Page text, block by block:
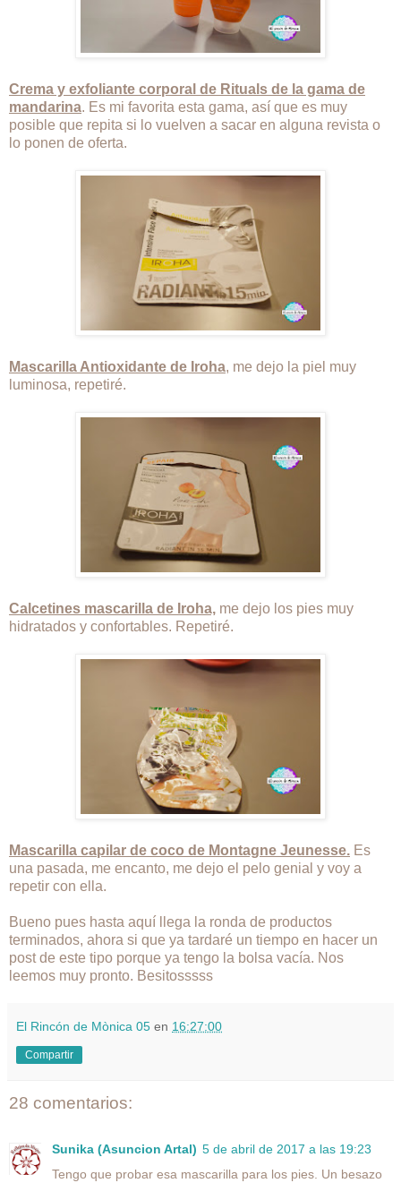
Crema y exfoliante corporal de Rituals de la gama de
mandarina. Es mi favorita esta gama, así que es muy
posible que repita si lo vuelven a sacar en alguna revista o
lo ponen de oferta.
Mascarilla Antioxidante de Iroha, me dejo la piel muy
luminosa, repetiré.
Calcetines mascarilla de Iroha, me dejo los pies muy
hidratados y confortables. Repetiré.
Mascarilla capilar de coco de Montagne Jeunesse. Es
una pasada, me encanto, me dejo el pelo genial y voy a
repetir con ella.
Bueno pues hasta aquí llega la ronda de productos
terminados, ahora si que ya tardaré un tiempo en hacer un
post de este tipo porque ya tengo la bolsa vacía. Nos
leemos muy pronto. Besitosssss
El Rincón de Mònica 05 en 16:27:00
Compartir
28 comentarios:
Sunika (Asuncion Artal) 5 de abril de 2017 a las 19:23
Tengo que probar esa mascarilla para los pies. Un besazo